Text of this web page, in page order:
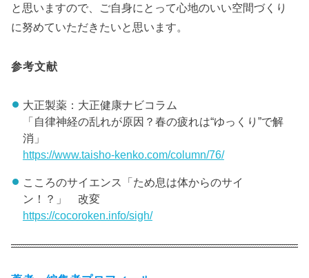
と思いますので、ご自身にとって心地のいい空間づくり
に努めていただきたいと思います。
参考文献
大正製薬：大正健康ナビコラム
「自律神経の乱れが原因？春の疲れは“ゆっくり”で解
消」
https://www.taisho-kenko.com/column/76/
こころのサイエンス「ため息は体からのサイ
ン！？」 改変
https://cocoroken.info/sigh/